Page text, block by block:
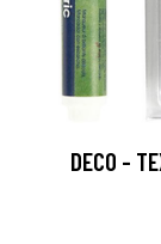
DECO -